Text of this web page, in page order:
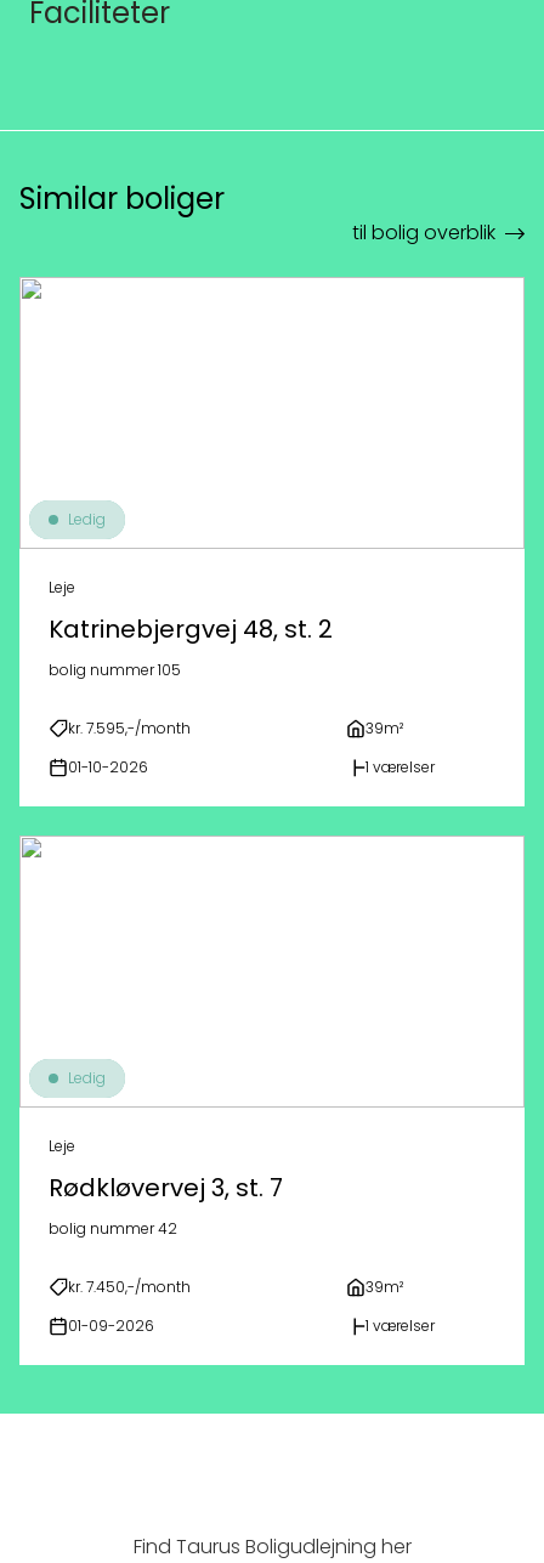
Faciliteter
Similar boliger
til bolig overblik
Ledig
Leje
Katrinebjergvej 48, st. 2
bolig nummer 105
kr. 7.595,-/month 39m²
01-10-2026 1 værelser
Ledig
Leje
Rødkløvervej 3, st. 7
bolig nummer 42
kr. 7.450,-/month 39m²
01-09-2026 1 værelser
Find Taurus Boligudlejning her